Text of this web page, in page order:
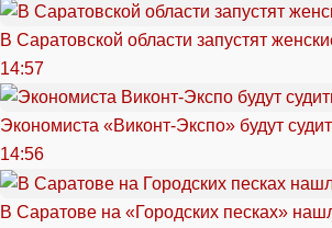
В Саратовской области запустят
14:57
Экономиста «Виконт-Экспо» будут
14:56
В Саратове на «Городских песках»